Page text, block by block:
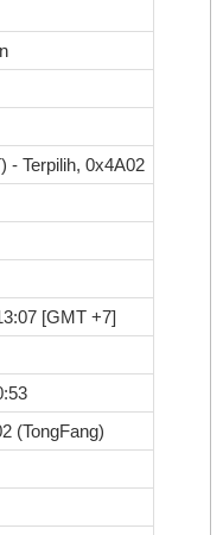
- Terpilih, 0x4A02
[GMT +7]
(TongFang)